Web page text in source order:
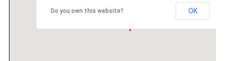
Do you own this website? OK